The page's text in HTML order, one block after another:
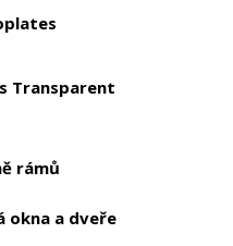
Transparent
rámů
okna a dveře